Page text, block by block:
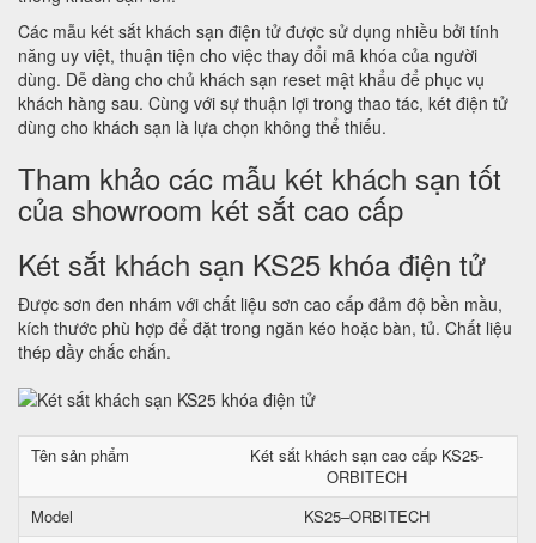
Các mẫu két sắt khách sạn điện tử được sử dụng nhiều bởi tính
năng uy việt, thuận tiện cho việc thay đổi mã khóa của người
dùng. Dễ dàng cho chủ khách sạn reset mật khẩu để phục vụ
khách hàng sau. Cùng với sự thuận lợi trong thao tác, két điện tử
dùng cho khách sạn là lựa chọn không thể thiếu.
Tham khảo các mẫu két khách sạn tốt
của showroom két sắt cao cấp
Két sắt khách sạn KS25 khóa điện tử
Được sơn đen nhám với chất liệu sơn cao cấp đảm độ bền mầu,
kích thước phù hợp để đặt trong ngăn kéo hoặc bàn, tủ. Chất liệu
thép dầy chắc chắn.
Tên sản phẩm
Két sắt khách sạn cao cấp KS25-
ORBITECH
Model
KS25–ORBITECH